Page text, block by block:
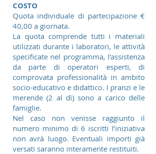
COSTO
Quota individuale di partecipazione €
40,00 a giornata.
La quota comprende tutti i materiali
utilizzati durante i laboratori, le attività
specificate nel programma, l'assistenza
da parte di operatori esperti, di
comprovata professionalità in ambito
socio-educativo e didattico. I pranzi e le
merende (2 al dì) sono a carico delle
famiglie.
Nel caso non venisse raggiunto il
numero minimo di 6 iscritti l’iniziativa
non avrà luogo. Eventuali importi già
versati saranno interamente restituiti.